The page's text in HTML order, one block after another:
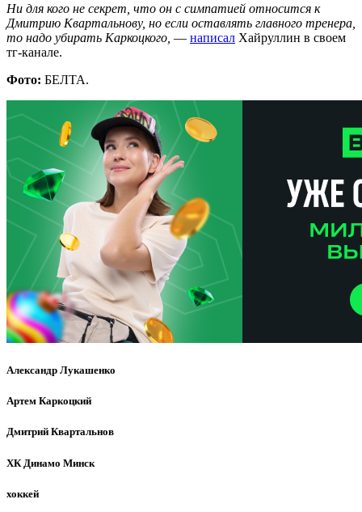
Ни для кого не секрет, что он с симпатией относится к
Дмитрию Квартальнову, но если оставлять главного тренера,
то надо убирать Каркоцкого, — написал Хайруллин в своем
тг-канале.
Фото: БЕЛТА.
Александр Лукашенко
Артем Каркоцкий
Дмитрий Квартальнов
ХК Динамо Минск
хоккей